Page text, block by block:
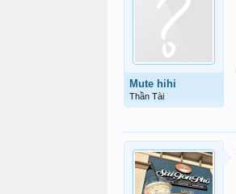
Mute hihi
Thần Tài